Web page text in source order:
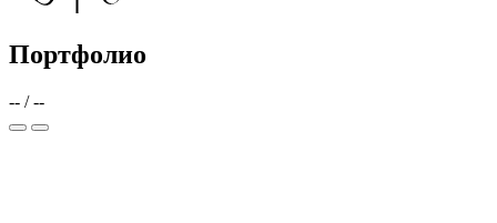
Портфолио
-- / --